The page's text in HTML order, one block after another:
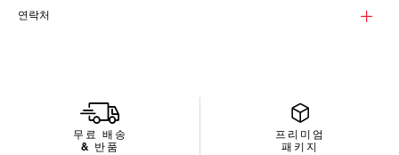
연락처
무료 배송
& 반품
프리미엄
패키지